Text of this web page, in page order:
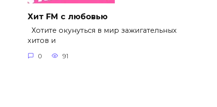
Хит FM с любовью
Хотите окунуться в мир зажигательных
хитов и
0 91